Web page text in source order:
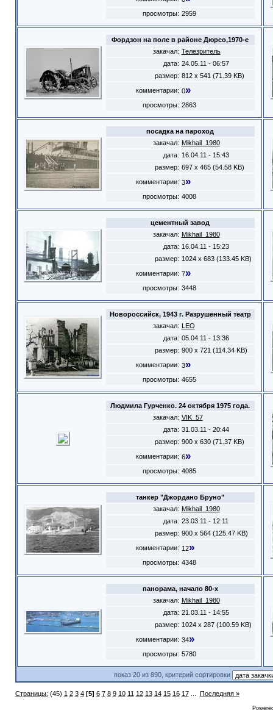
просмотры: 2959
Фордзон на поле в районе Дюрсо,1970-е
закачал: Телезритель
дата: 24.05.11 - 06:57
размер: 812 x 541 (71.39 KB)
комментарии: 0»
просмотры: 2863
посадка на пароход
закачал: Mikhail_1980
дата: 16.04.11 - 15:43
размер: 697 x 465 (54.58 KB)
комментарии: 3»
просмотры: 4008
цементный завод
закачал: Mikhail_1980
дата: 16.04.11 - 15:23
размер: 1024 x 683 (133.45 KB)
комментарии: 7»
просмотры: 3448
Новороссийск, 1943 г. Разрушенный театр
закачал: LEO
дата: 05.04.11 - 13:36
размер: 900 x 721 (114.34 KB)
комментарии: 3»
просмотры: 4655
Людмила Гурченко. 24 октября 1975 года.
закачал: VIK_57
дата: 31.03.11 - 20:44
размер: 900 x 630 (71.37 KB)
комментарии: 6»
просмотры: 4085
танкер "Джордано Бруно"
закачал: Mikhail_1980
дата: 23.03.11 - 12:11
размер: 900 x 564 (125.47 KB)
комментарии: 12»
просмотры: 4348
панорама, начало 80-х
закачал: Mikhail_1980
дата: 21.03.11 - 14:55
размер: 1024 x 287 (100.59 KB)
комментарии: 34»
просмотры: 5780
показ 20 из 890, критерий сортировки
Страницы: (45) 1 2 3 4 [5] 6 7 8 9 10 11 12 13 14 15 16 17... Последняя »